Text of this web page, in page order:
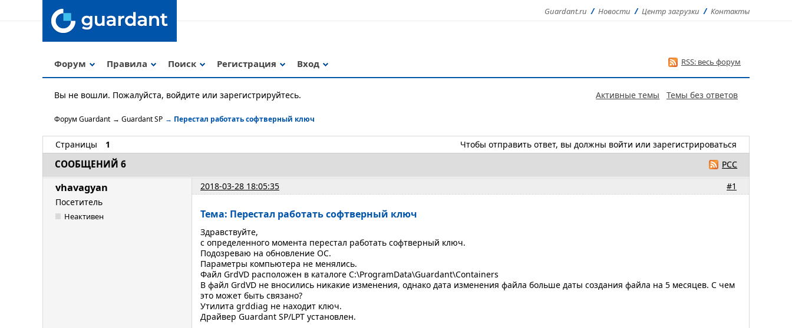
Guardant.ru Новости Центр загрузки Контакты
Форум Правила Поиск Регистрация Вход RSS: весь форум
Активные темы Темы без ответов
Вы не вошли. Пожалуйста, войдите или зарегистрируйтесь.
Форум Guardant → Guardant SP → Перестал работать софтверный ключ
Страницы 1 Чтобы отправить ответ, вы должны войти или зарегистрироваться
РСС
СООБЩЕНИЙ 6
#1
vhavagyan
2018-03-28 18:05:35
Посетитель
Неактивен Тема: Перестал работать софтверный ключ
Здравствуйте,
с определенного момента перестал работать софтверный ключ.
Подозреваю на обновление ОС.
Параметры компьютера не менялись.
Файл GrdVD расположен в каталоге C:\ProgramData\Guardant\Containers
В файл GrdVD не вносились никакие изменения, однако дата изменения файла больше даты создания файла на 5 месяцев. С чем
это может быть связано?
Утилита grddiag не находит ключ.
Драйвер Guardant SP/LPT установлен.